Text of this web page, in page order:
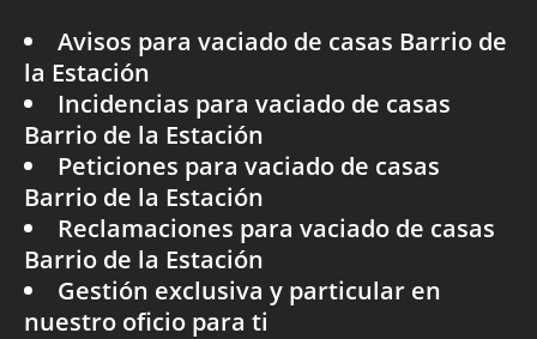
Avisos para vaciado de casas Barrio de
la Estación
Incidencias para vaciado de casas
Barrio de la Estación
Peticiones para vaciado de casas
Barrio de la Estación
Reclamaciones para vaciado de casas
Barrio de la Estación
Gestión exclusiva y particular en
nuestro oficio para ti